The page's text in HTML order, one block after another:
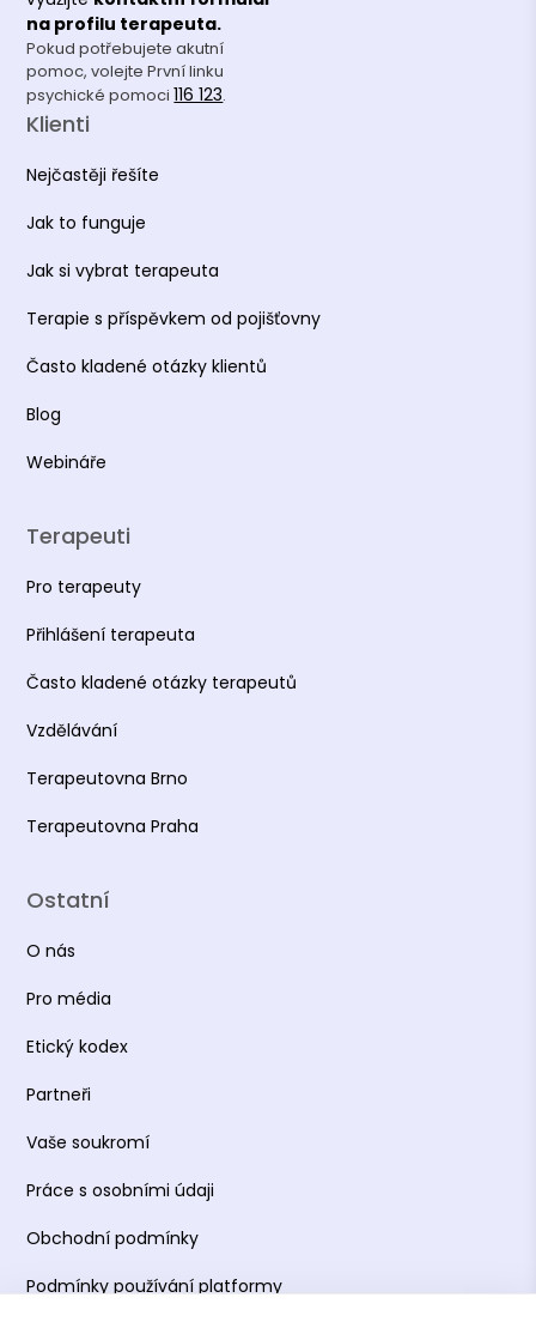
na profilu terapeuta.
Pokud potřebujete akutní
pomoc, volejte První linku
psychické pomoci116 123.
Klienti
Nejčastěji řešíte
Jak to funguje
Jak si vybrat terapeuta
Terapie s příspěvkem od pojišťovny
Často kladené otázky klientů
Blog
Webináře
Terapeuti
Pro terapeuty
Přihlášení terapeuta
Často kladené otázky terapeutů
Vzdělávání
Terapeutovna Brno
Terapeutovna Praha
Ostatní
O nás
Pro média
Etický kodex
Partneři
Vaše soukromí
Práce s osobními údaji
Obchodní podmínky
Podmínky používání platformy